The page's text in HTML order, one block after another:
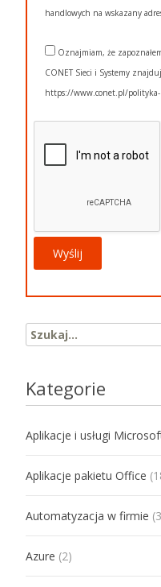
handlowych na wskazany
Oznajmiam, że
CONET Sieci i Systemy
https://www.conet.pl/
Search for:
Kategorie
Aplikacje i usługi
Aplikacje pakietu Office
Automatyzacja w firmie
Azure (2)